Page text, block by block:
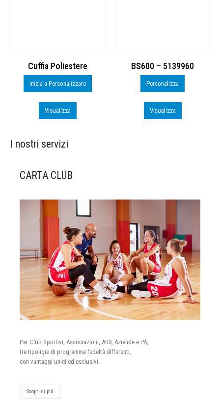
Cuffia Poliestere
Inizia a Personalizzare
Visualizza
BS600 – 5139960
Personalizza
Visualizza
I nostri servizi
CARTA CLUB
Per Club Sportivi, Associazioni, ASD, Aziende e PA,
tre tipoligie di programma fedeltà differenti,
con vantaggi unici ed esclusivi.
Scopri di più